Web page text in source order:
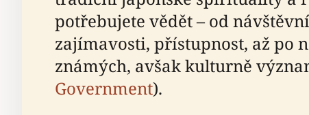
potřebujete vědět – od
zajímavosti, přístupnost, až po
známých, avšak kulturně
Government).